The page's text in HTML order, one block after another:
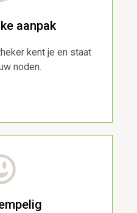
aanpak
kent je en staat
noden.